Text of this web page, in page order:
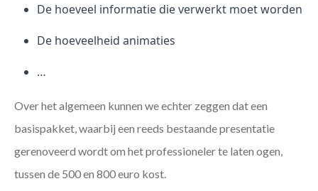
De hoeveel informatie die verwerkt moet worden
De hoeveelheid animaties
…
Over het algemeen kunnen we echter zeggen dat een
basispakket, waarbij een reeds bestaande presentatie
gerenoveerd wordt om het professioneler te laten ogen,
tussen de 500 en 800 euro kost.